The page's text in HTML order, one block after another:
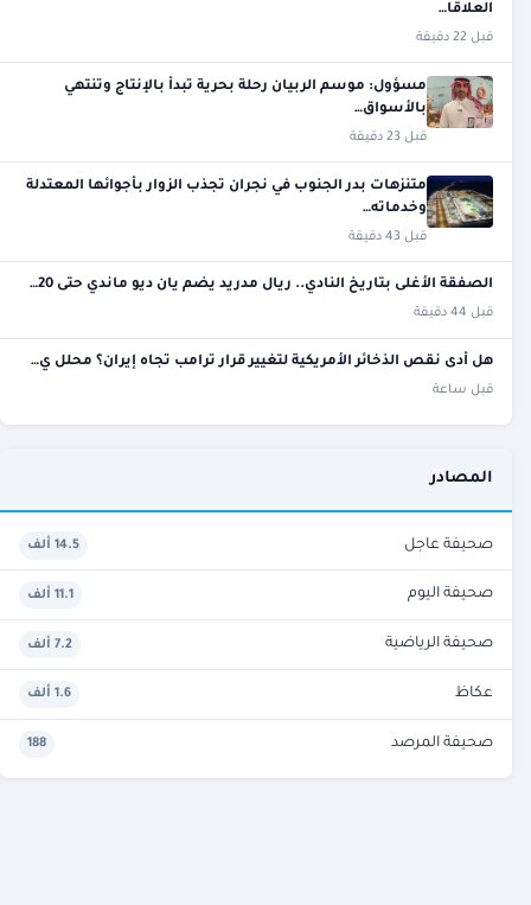
العلاقا…
قبل 22 دقيقة
مسؤول: موسم الربيان رحلة بحرية تبدأ بالإنتاج وتنتهي
بالأسواق…
قبل 23 دقيقة
متنزهات بدر الجنوب في نجران تجذب الزوار بأجوائها المعتدلة
وخدماته…
قبل 43 دقيقة
الصفقة الأغلى بتاريخ النادي.. ريال مدريد يضم يان ديو ماندي حتى 20…
قبل 44 دقيقة
هل أدى نقص الذخائر الأمريكية لتغيير قرار ترامب تجاه إيران؟ محلل ي…
قبل ساعة
المصادر
صحيفة عاجل 14.5 ألف
صحيفة اليوم 11.1 ألف
صحيفة الرياضية 7.2 ألف
عكاظ 1.6 ألف
صحيفة المرصد 188